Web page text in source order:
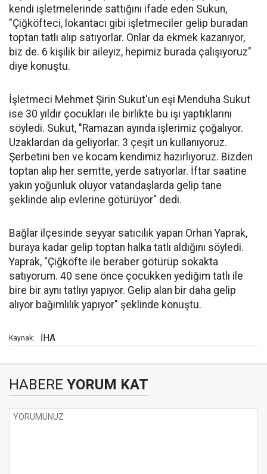
kendi işletmelerinde sattığını ifade eden Sukun,
"Çiğköfteci, lokantacı gibi işletmeciler gelip buradan
toptan tatlı alıp satıyorlar. Onlar da ekmek kazanıyor,
biz de. 6 kişilik bir aileyiz, hepimiz burada çalışıyoruz"
diye konuştu.
İşletmeci Mehmet Şirin Sukut'un eşi Menduha Sukut
ise 30 yıldır çocukları ile birlikte bu işi yaptıklarını
söyledi. Sukut, "Ramazan ayında işlerimiz çoğalıyor.
Uzaklardan da geliyorlar. 3 çeşit un kullanıyoruz.
Şerbetini ben ve kocam kendimiz hazırlıyoruz. Bizden
toptan alıp her semtte, yerde satıyorlar. İftar saatine
yakın yoğunluk oluyor vatandaşlarda gelip tane
şeklinde alıp evlerine götürüyor" dedi.
Bağlar ilçesinde seyyar satıcılık yapan Orhan Yaprak,
buraya kadar gelip toptan halka tatlı aldığını söyledi.
Yaprak, "Çiğköfte ile beraber götürüp sokakta
satıyorum. 40 sene önce çocukken yediğim tatlı ile
bire bir aynı tatlıyı yapıyor. Gelip alan bir daha gelip
alıyor bağımlılık yapıyor" şeklinde konuştu.
Kaynak: İHA
HABERE YORUM KAT